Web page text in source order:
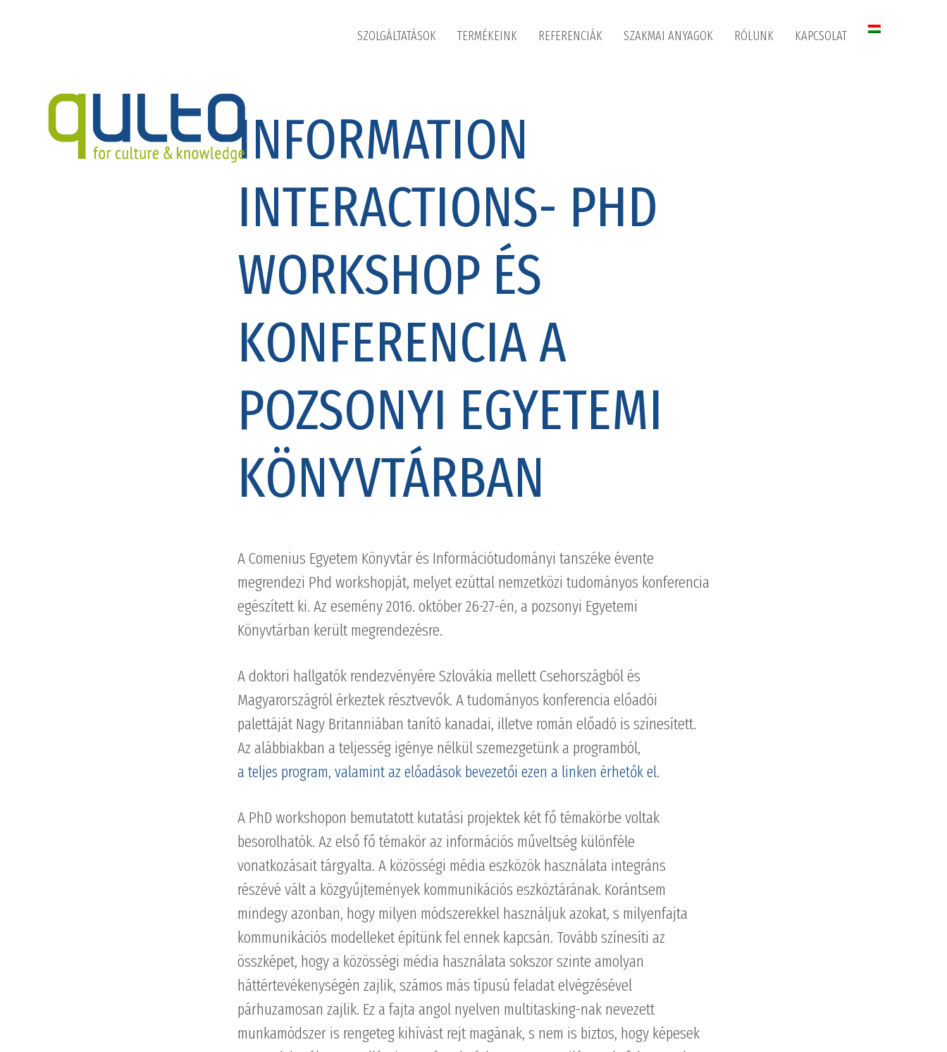
SZOLGÁLTATÁSOK TERMÉKEINK REFERENCIÁK SZAKMAI ANYAGOK RÓLUNK KAPCSOLAT
INFORMATION
INTERACTIONS- PHD
WORKSHOP ÉS
KONFERENCIA A
POZSONYI EGYETEMI
KÖNYVTÁRBAN
A Comenius Egyetem Könyvtár és Információtudományi tanszéke évente
megrendezi Phd workshopját, melyet ezúttal nemzetközi tudományos konferencia
egészített ki. Az esemény 2016. október 26-27-én, a pozsonyi Egyetemi
Könyvtárban került megrendezésre.
A doktori hallgatók rendezvényére Szlovákia mellett Csehországból és
Magyarországról érkeztek résztvevők. A tudományos konferencia előadói
palettáját Nagy Britanniában tanító kanadai, illetve román előadó is színesített.
Az alábbiakban a teljesség igénye nélkül szemezgetünk a programból,
a teljes program, valamint az előadások bevezetői ezen a linken érhetők el.
A PhD workshopon bemutatott kutatási projektek két fő témakörbe voltak
besorolhatók. Az első fő témakör az információs műveltség különféle
vonatkozásait tárgyalta. A közösségi média eszközök használata integráns
részévé vált a közgyűjtemények kommunikációs eszköztárának. Korántsem
mindegy azonban, hogy milyen módszerekkel használjuk azokat, s milyenfajta
kommunikációs modelleket építünk fel ennek kapcsán. Tovább színesíti az
összképet, hogy a közösségi média használata sokszor szinte amolyan
háttértevékenységén zajlik, számos más típusú feladat elvégzésével
párhuzamosan zajlik. Ez a fajta angol nyelven multitasking-nak nevezett
munkamódszer is rengeteg kihívást rejt magának, s nem is biztos, hogy képesek